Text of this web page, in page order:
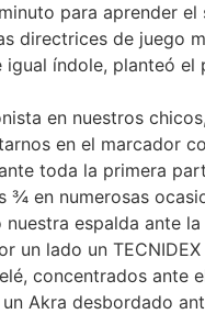
para aprender
directrices de juego
índole, planteó
en nuestros
en el marcador
toda la primera
en numerosas
espalda ante
lado un
concentrados
Akra desbordado